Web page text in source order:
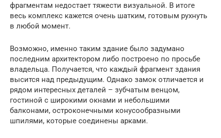
фрагментам недостает тяжести визуальной. В итоге
весь комплекс кажется очень шатким, готовым рухнуть
в любой момент.
Возможно, именно таким здание было задумано
последним архитектором либо построено по просьбе
владельца. Получается, что каждый фрагмент здания
высится над предыдущим. Однако замок отличается и
рядом интересных деталей – зубчатым венцом,
гостиной с широкими окнами и небольшими
балконами, остроконечными конусообразными
шпилями, которые соединены арками.